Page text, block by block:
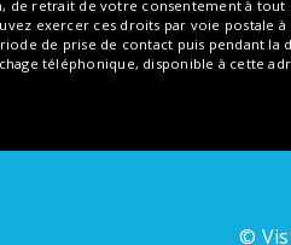
de retrait de votre consentement à
exercer ces droits par voie postale
de prise de contact puis pendant
téléphonique, disponible à cette
©